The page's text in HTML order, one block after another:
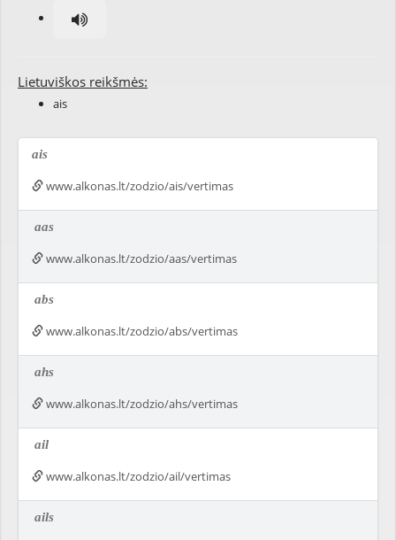
Lietuviškos reikšmės:
ais
ais
www.alkonas.lt/zodzio/ais/vertimas
aas
www.alkonas.lt/zodzio/aas/vertimas
abs
www.alkonas.lt/zodzio/abs/vertimas
ahs
www.alkonas.lt/zodzio/ahs/vertimas
ail
www.alkonas.lt/zodzio/ail/vertimas
ails